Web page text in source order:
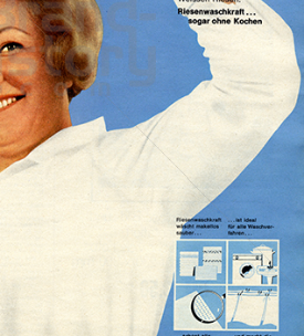
Henkel Central Eastern Europe GmbH
1967